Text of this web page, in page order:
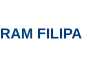
FILIPA